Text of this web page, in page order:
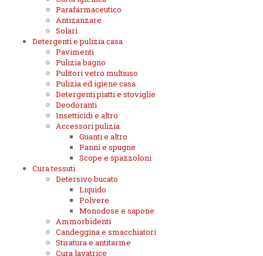
Parafarmaceutico
Antizanzare
Solari
Detergenti e pulizia casa
Pavimenti
Pulizia bagno
Pulitori vetro multiuso
Pulizia ed igiene casa
Detergenti piatti e stoviglie
Deodoranti
Insetticidi e altro
Accessori pulizia
Guanti e altro
Panni e spugne
Scope e spazzoloni
Cura tessuti
Detersivo bucato
Liquido
Polvere
Monodose e sapone
Ammorbidenti
Candeggina e smacchiatori
Stiratura e antitarme
Cura lavatrice